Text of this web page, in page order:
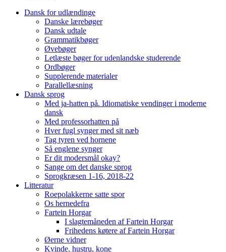
Dansk for udlændinge
Danske lærebøger
Dansk udtale
Grammatikbøger
Øvebøger
Letlæste bøger for udenlandske studerende
Ordbøger
Supplerende materialer
Parallellæsning
Dansk sprog
Med ja-hatten på. Idiomatiske vendinger i moderne
dansk
Med professorhatten på
Hver fugl synger med sit næb
Tag tyren ved hornene
Så englene synger
Er dit modersmål okay?
Sange om det danske sprog
Sprogkræsen 1-16, 2018-22
Litteratur
Roepolakkerne satte spor
Os hernedefra
Fartein Horgar
I slagtemåneden af Fartein Horgar
Frihedens køtere af Fartein Horgar
Øerne vidner
Kvinde, hustru, kone